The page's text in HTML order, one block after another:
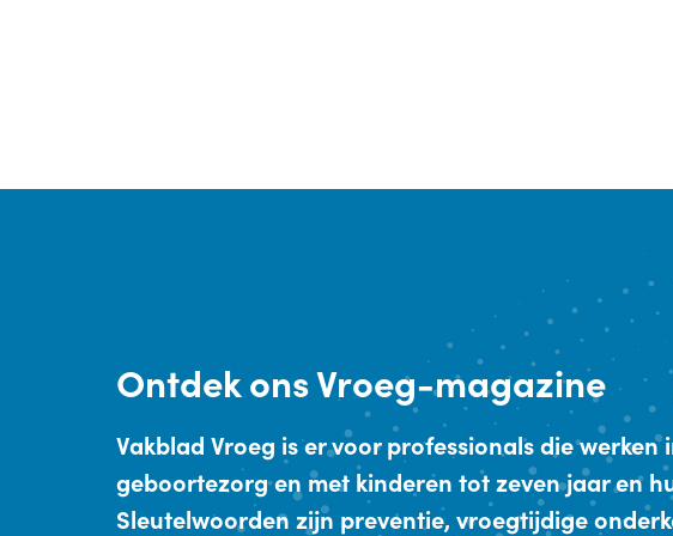
Ontdekons Vroeg-magazine
Vakblad Vroeg is er voor professionals die werken
geboortezorg en met kinderen tot zeven jaar en
Sleutelwoorden zijn preventie, vroegtijdige